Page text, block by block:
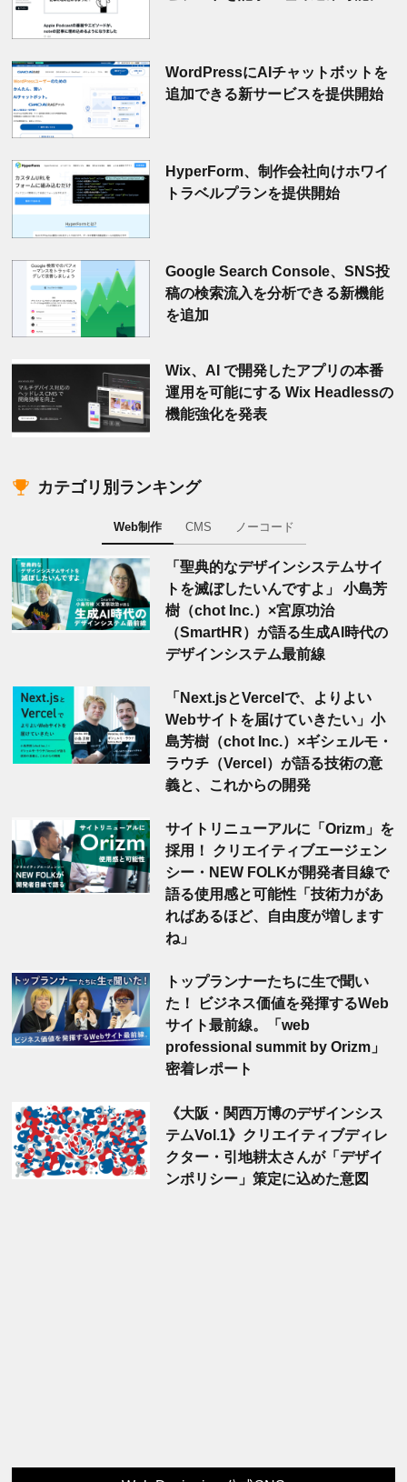
WordPressにAIチャットボットを
追加できる新サービスを提供開始
HyperForm、制作会社向けホワイ
トラベルプランを提供開始
Google Search Console、SNS投
稿の検索流入を分析できる新機能
を追加
Wix、AI で開発したアプリの本番
運用を可能にする Wix Headlessの
機能強化を発表
カテゴリ別ランキング
Web制作 CMS ノーコード
「聖典的なデザインシステムサイ
トを滅ぼしたいんですよ」 小島芳
樹（chot Inc.）×宮原功治
（SmartHR）が語る生成AI時代の
デザインシステム最前線
「Next.jsとVercelで、よりよい
Webサイトを届けていきたい」小
島芳樹（chot Inc.）×ギシェルモ・
ラウチ（Vercel）が語る技術の意
義と、これからの開発
サイトリニューアルに「Orizm」を
採用！ クリエイティブエージェン
シー・NEW FOLKが開発者目線で
語る使用感と可能性「技術力があ
ればあるほど、自由度が増します
ね」
トップランナーたちに生で聞い
た！ ビジネス価値を発揮するWeb
サイト最前線。「web
professional summit by Orizm」
密着レポート
《大阪・関西万博のデザインシス
テムVol.1》クリエイティブディレ
クター・引地耕太さんが「デザイ
ンポリシー」策定に込めた意図